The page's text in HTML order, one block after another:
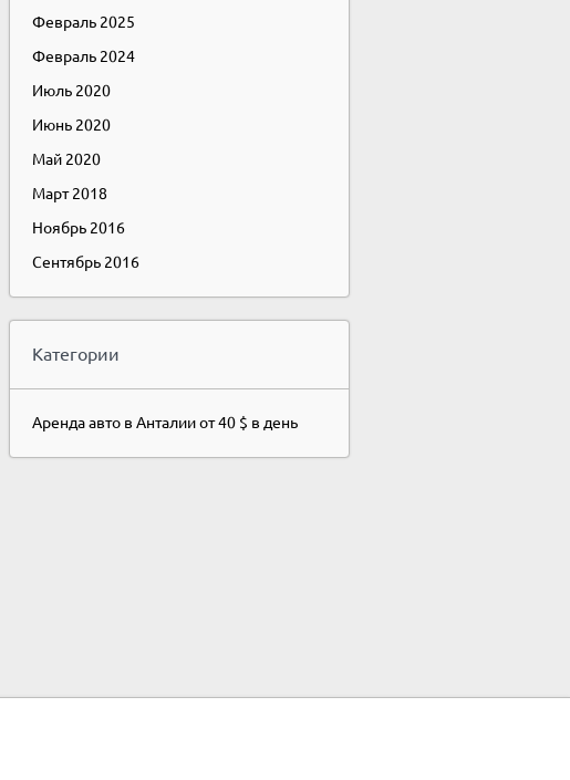
Февраль 2025
Февраль 2024
Июль 2020
Июнь 2020
Май 2020
Март 2018
Ноябрь 2016
Сентябрь 2016
Категории
Аренда авто в Анталии от 40 $ в день